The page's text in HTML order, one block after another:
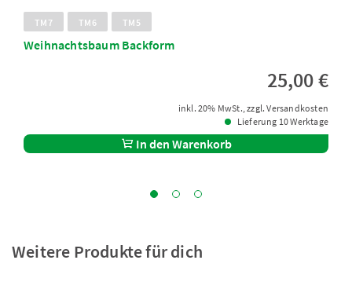
TM7 TM6 TM5
Weihnachtsbaum Backform
25,00 €
inkl. 20% MwSt., zzgl. Versandkosten
Lieferung 10 Werktage
In den Warenkorb
Weitere Produkte für dich